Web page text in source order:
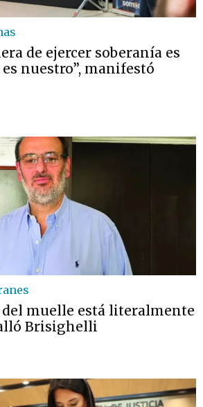
de ejercer soberanía es
nuestro”, manifestó
muelle está literalmente
Brisighelli